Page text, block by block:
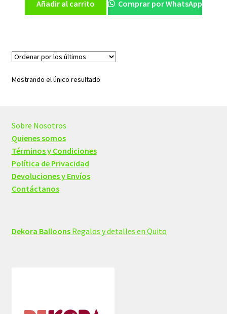
Añadir al carrito Comprar por WhatsApp
Mostrando el único resultado
Sobre Nosotros
Quienes somos
Términos y Condiciones
Política de Privacidad
Devoluciones y Envíos
Contáctanos
Dekora BalloonsRegalos y detalles en Quito